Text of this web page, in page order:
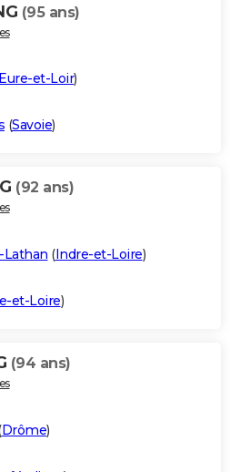
(95 ans)
et-Loir)
(Savoie)
(92 ans)
Lathan (Indre-et-Loire)
et-Loire)
(94 ans)
Drôme)